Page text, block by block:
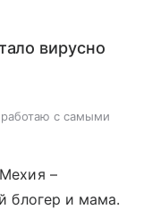
вирусно
с самыми
–
блогер и мама.